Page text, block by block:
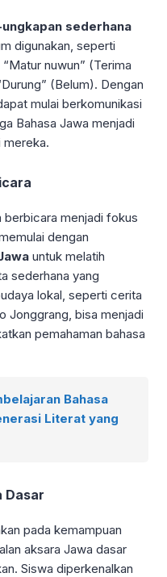
sederhana
digunakan, seperti
nuwun” (Terima
(Belum). Dengan
mulai berkomunikasi
Bahasa Jawa menjadi
mereka.
berbicara menjadi fokus
dengan
untuk melatih
sederhana yang
lokal, seperti cerita
Jonggrang, bisa menjadi
pemahaman bahasa
Bahasa
Literat yang
Dasar
pada kemampuan
aksara Jawa dasar
Siswa diperkenalkan